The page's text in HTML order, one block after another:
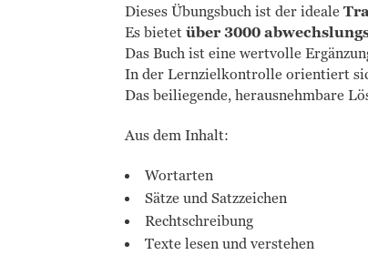
Dieses Übungsbuch ist der ideale
Es bietetüber 3000
Das Buch ist eine wertvolle
In der Lernzielkontrolle orientiert
Das beiliegende, herausnehmbare
Aus dem Inhalt:
Wortarten
Sätze und Satzzeichen
Rechtschreibung
Texte lesen und verstehen